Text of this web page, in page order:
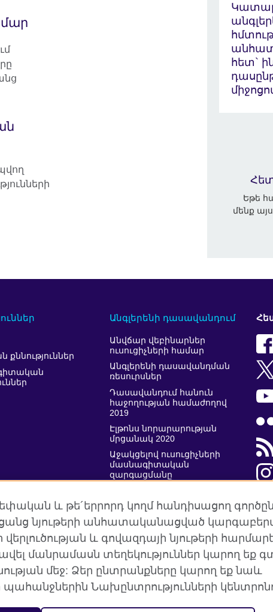
հետ`
Եթե
մենք
քննություններ
Անգլերենի դասավանդում
Անվճար վեբինարներ
ուսուցիչների համար
Անգլերենի դասավանդման
ռեսուրսներ
Դասավանդում հանուն
հաջողության համաժողով
2019
Էլթոնս նորարարության
մրցանակ 2020
Աջակցելով ուսուցիչների
մասնագիտական
զարգացմանը
Գաղտնիություն և դրույթներ Տեղանիշեր Կայքի
և թե´երրորդ կողմ հանդիսացող
նյութերի անհատականացված
և գովազդայի նյութերի
մանրամասն տեղեկություններ կարող եք
մեջ: Ձեր ընտրանքները կարող եք նաև
Նախընտրությունների